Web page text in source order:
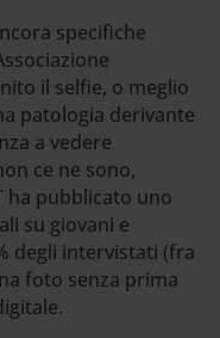
specifiche
il selfie, o meglio
patologia derivante
a vedere
ce ne sono,
ha pubblicato uno
su giovani e
degli intervistati (fra
foto senza prima